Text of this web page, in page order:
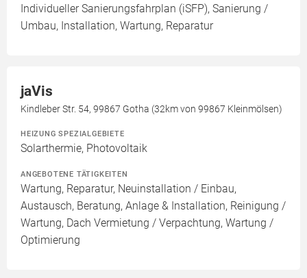
Individueller Sanierungsfahrplan (iSFP), Sanierung /
Umbau, Installation, Wartung, Reparatur
jaVis
Kindleber Str. 54, 99867 Gotha (32km von 99867 Kleinmölsen)
HEIZUNG SPEZIALGEBIETE
Solarthermie, Photovoltaik
ANGEBOTENE TÄTIGKEITEN
Wartung, Reparatur, Neuinstallation / Einbau,
Austausch, Beratung, Anlage & Installation, Reinigung /
Wartung, Dach Vermietung / Verpachtung, Wartung /
Optimierung